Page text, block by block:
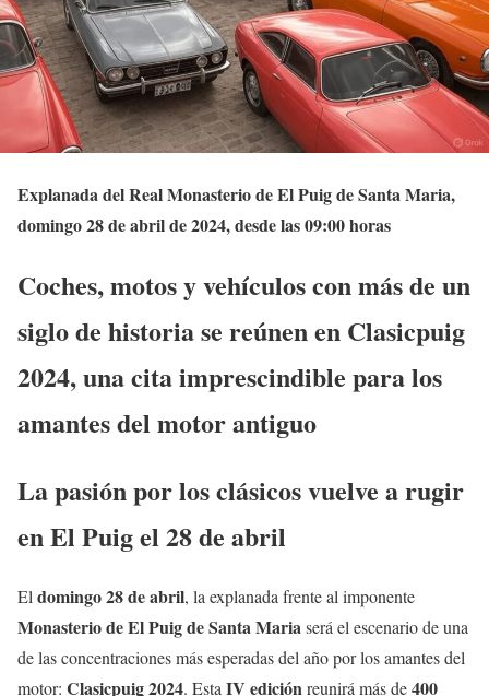
Explanada del Real Monasterio de El Puig de Santa Maria,
domingo 28 de abril de 2024, desde las 09:00 horas
Coches, motos y vehículos con más de un
siglo de historia se reúnen en Clasicpuig
2024, una cita imprescindible para los
amantes del motor antiguo
La pasión por los clásicos vuelve a rugir
en El Puig el 28 de abril
El domingo 28 de abril, la explanada frente al imponente
Monasterio de El Puig de Santa Mariaserá el escenario de una
de las concentraciones más esperadas del año por los amantes del
motor: Clasicpuig 2024. Esta IV ediciónreunirá más de400